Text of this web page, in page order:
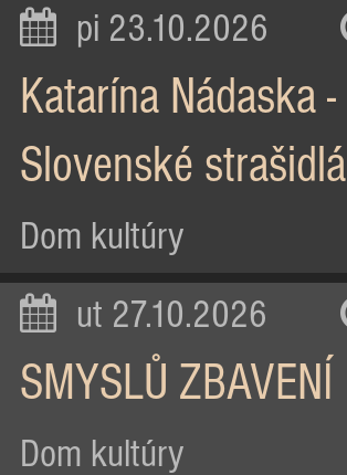
pi 23.10.2026
Katarína Nádaska -
Slovenské strašidlá
Dom kultúry
ut 27.10.2026
SMYSLŮ ZBAVENÍ
Dom kultúry